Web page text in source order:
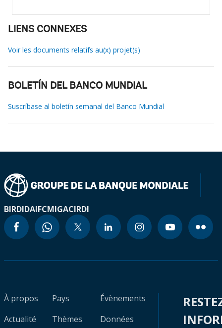
LIENS CONNEXES
Voir les documents relatifs au(x) projet(s)
BOLETÍN DEL BANCO MUNDIAL
Suscríbase al boletín semanal del Banco Mundial
BIRDIDAIFCMIGACIRDI
À propos
Actualité
Pays
Thèmes
Évènements
Données